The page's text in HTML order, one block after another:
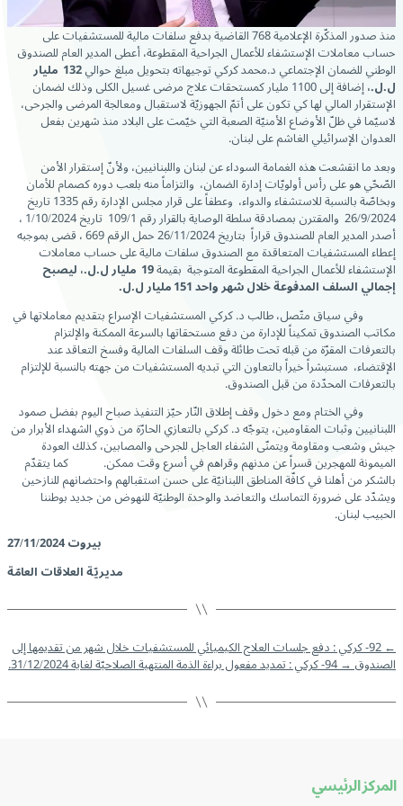
منذ صدور المذكّرة الإعلامية 768 القاضية بدفع سلفات مالية للمستشفيات على
حساب معاملات الإستشفاء للأعمال الجراحية المقطوعة، أعطى المدير العام للصندوق
الوطني للضمان الإجتماعي د.محمد كركي توجيهاته بتحويل مبلغ حوالي 132 مليار
ل.ل.، إضافة إلى 1100 مليار كمستحقات علاج مرضى غسيل الكلى وذلك لضمان
الإستقرار المالي لها كي تكون على أتمّ الجهوزيّة لاستقبال ومعالجة المرضى والجرحى،
لاسيّما في ظلّ الأوضاع الأمنيّة الصعبة التي خيّمت على البلاد منذ شهرين بفعل
العدوان الإسرائيلي الغاشم على لبنان.
وبعد ما انقشعت هذه الغمامة السوداء عن لبنان واللبنانيين، ولأنّ إستقرار الأمن
الصّحّي هو على رأس أولويّات إدارة الضمان، والتزاماً منه بلعب دوره كصمام للأمان
وبخاصّة بالنسبة للاستشفاء والدواء، وعطفاً على قرار مجلس الإدارة رقم 1335 تاريخ
26/9/2024 والمقترن بمصادقة سلطة الوصاية بالقرار رقم 109/1 تاریخ 1/10/2024 ،
أصدر المدير العام للصندوق قراراً بتاريخ 26/11/2024 حمل الرقم 669 ، قضى بموجبه
إعطاء المستشفيات المتعاقدة مع الصندوق سلفات مالية على حساب معاملات
الإستشفاء للأعمال الجراحية المقطوعة المتوجبة بقيمة 19 مليار ل.ل.، ليصبح
إجمالي السلف المدفوعة خلال شهر واحد 151 مليار ل.ل.
وفي سياق متّصل، طالب د. كركي المستشفيات الإسراع بتقديم معاملاتها في
مكاتب الصندوق تمكيناً للإدارة من دفع مستحقاتها بالسرعة الممكنة والإلتزام
بالتعرفات المقرّة من قبله تحت طائلة وقف السلفات المالية وفسخ التعاقد عند
الإقتضاء، مستبشراً خيراً بالتعاون التي تبديه المستشفيات من جهته بالنسبة للإلتزام
بالتعرفات المحدّدة من قبل الصندوق.
وفي الختام ومع دخول وقف إطلاق النّار حيّز التنفيذ صباح اليوم بفضل صمود
اللبنانيين وثبات المقاومين، يتوجّه د. كركي بالتعازي الحارّة من ذوي الشهداء الأبرار من
جيش وشعب ومقاومة ويتمنّى الشفاء العاجل للجرحى والمصابين، كذلك العودة
الميمونة للمهجرين قسراً عن مدنهم وقراهم في أسرع وقت ممكن. كما يتقدّم
بالشكر من أهلنا في كافّة المناطق اللبنانيّة على حسن استقبالهم واحتضانهم للنازحين
ويشدّد على ضرورة التماسك والتعاضد والوحدة الوطنيّة للنهوض من جديد بوطننا
الحبيب لبنان.
بيروت 27/11/2024
مديريّة العلاقات العامّة
← 92- كركي : دفع جلسات العلاج الكيميائي للمستشفيات خلال شهر من تقديمها إلى
الصندوق→94- كركي : تمديد مفعول براءة الذمة المنتهية الصلاحيّة لغاية 31/12/2024.
المركز الرئيسي